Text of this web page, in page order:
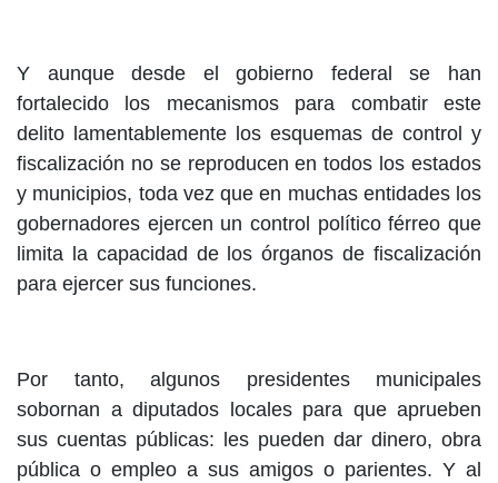
Y aunque desde el gobierno federal se han
fortalecido los mecanismos para combatir este
delito lamentablemente los esquemas de control y
fiscalización no se reproducen en todos los estados
y municipios, toda vez que en muchas entidades los
gobernadores ejercen un control político férreo que
limita la capacidad de los órganos de fiscalización
para ejercer sus funciones.
Por tanto, algunos presidentes municipales
sobornan a diputados locales para que aprueben
sus cuentas públicas: les pueden dar dinero, obra
pública o empleo a sus amigos o parientes. Y al